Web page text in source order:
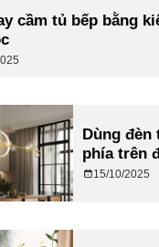
cầm tủ bếp bằng
Dùng
phía trên
15/10/2025